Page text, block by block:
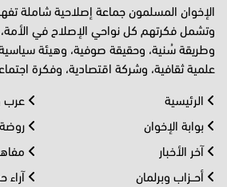
الإخوان المسلمون جماعة إصلاحية شاملة
وتشمل فكرتهم كل نواحي الإصلاح في
وطريقة سُنية، وحقيقة صوفية، وهيئة
علمية ثقافية، وشركة اقتصادية، وفكرة
الرئيسية
بوابة الإخوان
آخر الأخبار
أحــزاب وبرلمان
عرب
آراء